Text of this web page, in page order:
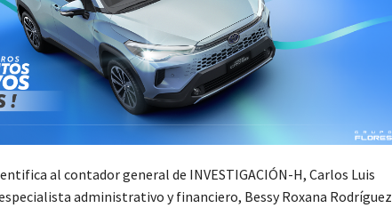
al contador general de INVESTIGACIÓN-H, Carlos Luis
administrativo y financiero, Bessy Roxana Rodríguez